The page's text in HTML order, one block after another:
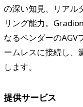
の深い知見、リアル
リング能力。
なるベンダーのAGV
ームレスに接続し、
します。
提供サービス